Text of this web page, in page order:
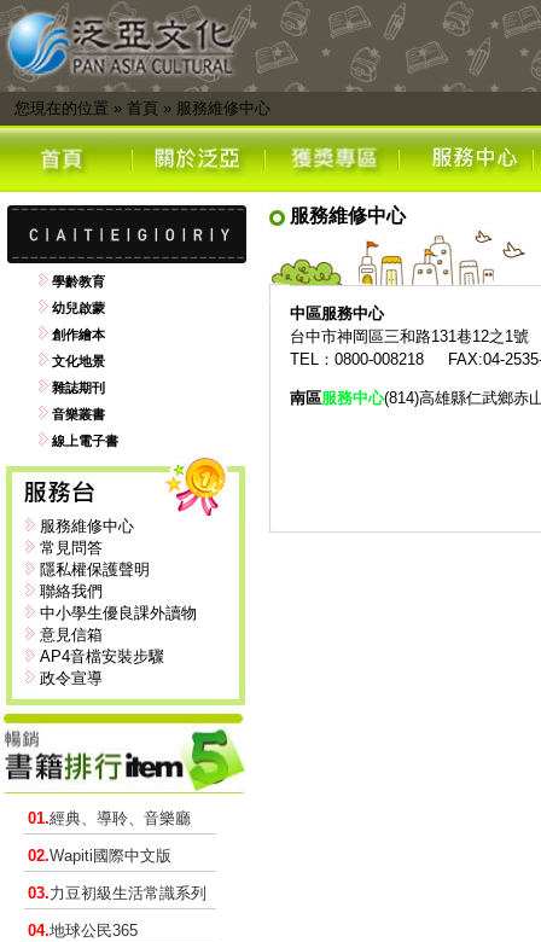
您現在的位置 » 首頁 » 服務維修中心
學齡教育
幼兒啟蒙
創作繪本
文化地景
雜誌期刊
音樂叢書
線上電子書
服務維修中心
常見問答
隱私權保護聲明
聯絡我們
中小學生優良課外讀物
意見信箱
AP4音檔安裝步驟
政令宣導
01.經典、導聆、音樂廳
02.Wapiti國際中文版
03.力豆初級生活常識系列
04.地球公民365
服務維修中心
中區服務中心
台中市神岡區三和路131巷12之1號
TEL：0800-008218 FAX:04-
南區服務中心(814)高雄縣仁武鄉赤